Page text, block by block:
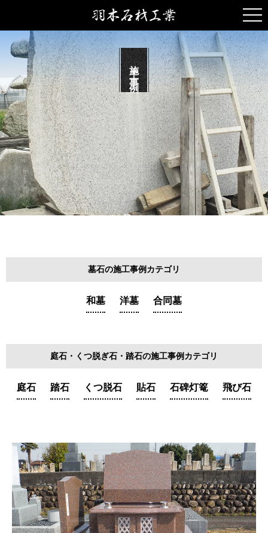
施工事例
墓石の施工事例カテゴリ
和墓 洋墓 合同墓
庭石・くつ脱ぎ石・踏石の施工事例カテゴリ
庭石 踏石 くつ脱石 貼石 石碑灯篭 飛び石